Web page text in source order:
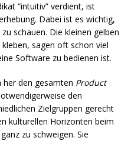
“intuitiv” verdient, ist
Dabei ist es wichtig,
schauen. Die kleinen gelben
sagen oft schon viel
Software zu bedienen ist.
her den gesamten Product
den
Zielgruppen gerecht
kulturellen Horizonten beim
zu schweigen. Sie